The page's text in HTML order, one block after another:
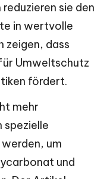
sie den
in wertvolle
zeigen, dass
Umweltschutz
fördert.
mehr
spezielle
um
und